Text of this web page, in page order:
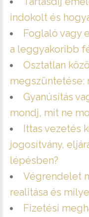
indokolt és
Foglaló vagy
a leggyakoribb
Osztatlan
megszüntetése:
Gyanúsítás
mondj, mit ne
Ittas vezetés
jogosítvány,
lépésben?
Végrendelet
realitása és
Fizetési